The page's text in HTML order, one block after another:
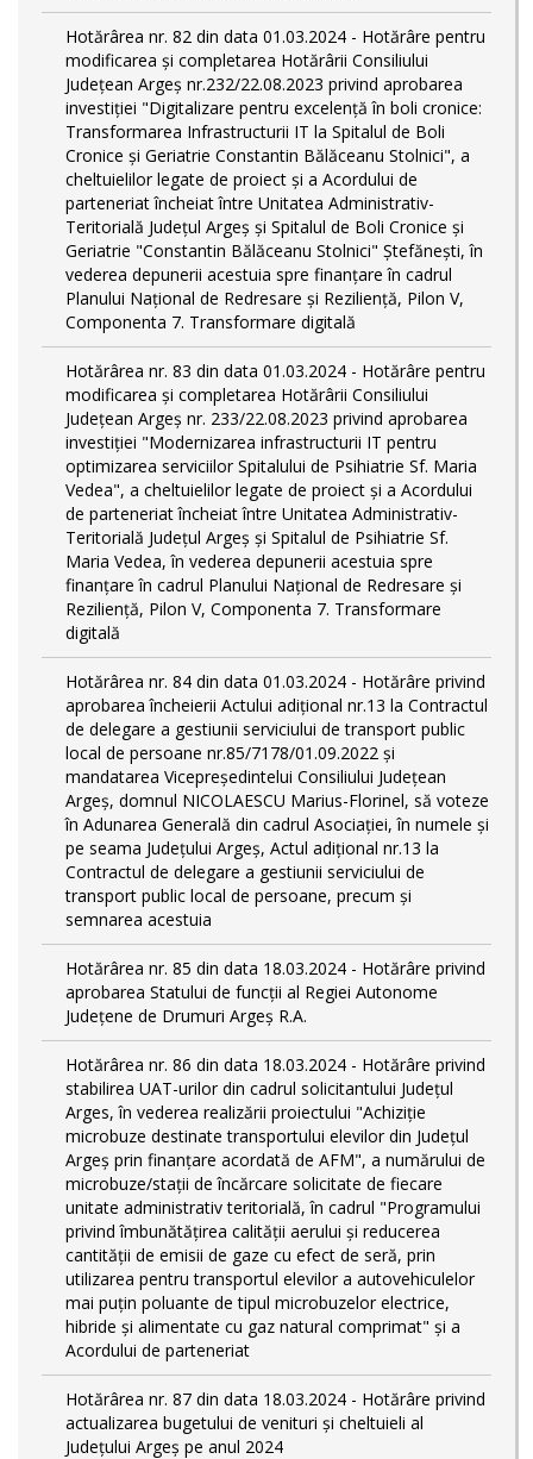
Hotărârea nr. 82 din data 01.03.2024 - Hotărâre pentru
modificarea și completarea Hotărârii Consiliului
Județean Argeș nr.232/22.08.2023 privind aprobarea
investiției "Digitalizare pentru excelență în boli cronice:
Transformarea Infrastructurii IT la Spitalul de Boli
Cronice și Geriatrie Constantin Bălăceanu Stolnici", a
cheltuielilor legate de proiect și a Acordului de
parteneriat încheiat între Unitatea Administrativ-
Teritorială Județul Argeș și Spitalul de Boli Cronice și
Geriatrie "Constantin Bălăceanu Stolnici" Ștefănești, în
vederea depunerii acestuia spre finanțare în cadrul
Planului Național de Redresare și Reziliență, Pilon V,
Componenta 7. Transformare digitală
Hotărârea nr. 83 din data 01.03.2024 - Hotărâre pentru
modificarea și completarea Hotărârii Consiliului
Județean Argeș nr. 233/22.08.2023 privind aprobarea
investiției "Modernizarea infrastructurii IT pentru
optimizarea serviciilor Spitalului de Psihiatrie Sf. Maria
Vedea", a cheltuielilor legate de proiect și a Acordului
de parteneriat încheiat între Unitatea Administrativ-
Teritorială Județul Argeș și Spitalul de Psihiatrie Sf.
Maria Vedea, în vederea depunerii acestuia spre
finanțare în cadrul Planului Național de Redresare și
Reziliență, Pilon V, Componenta 7. Transformare
digitală
Hotărârea nr. 84 din data 01.03.2024 - Hotărâre privind
aprobarea încheierii Actului adițional nr.13 la Contractul
de delegare a gestiunii serviciului de transport public
local de persoane nr.85/7178/01.09.2022 și
mandatarea Vicepreședintelui Consiliului Județean
Argeș, domnul NICOLAESCU Marius-Florinel, să voteze
în Adunarea Generală din cadrul Asociației, în numele și
pe seama Județului Argeș, Actul adițional nr.13 la
Contractul de delegare a gestiunii serviciului de
transport public local de persoane, precum și
semnarea acestuia
Hotărârea nr. 85 din data 18.03.2024 - Hotărâre privind
aprobarea Statului de funcţii al Regiei Autonome
Județene de Drumuri Argeș R.A.
Hotărârea nr. 86 din data 18.03.2024 - Hotărâre privind
stabilirea UAT-urilor din cadrul solicitantului Județul
Arges, în vederea realizării proiectului "Achiziție
microbuze destinate transportului elevilor din Județul
Argeș prin finanțare acordată de AFM", a numărului de
microbuze/stații de încărcare solicitate de fiecare
unitate administrativ teritorială, în cadrul "Programului
privind îmbunătățirea calității aerului și reducerea
cantității de emisii de gaze cu efect de seră, prin
utilizarea pentru transportul elevilor a autovehiculelor
mai puțin poluante de tipul microbuzelor electrice,
hibride și alimentate cu gaz natural comprimat" și a
Acordului de parteneriat
Hotărârea nr. 87 din data 18.03.2024 - Hotărâre privind
actualizarea bugetului de venituri și cheltuieli al
Județului Argeș pe anul 2024